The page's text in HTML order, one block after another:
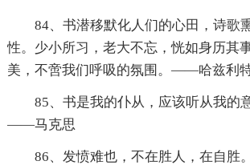
84、书潜移默化人们的心田，诗歌
性。少小所习，老大不忘，恍如身历其
美，不啻我们呼吸的氛围。——哈兹利
85、书是我的仆从，应该听从我的
——马克思
86、发愤难也，不在胜人，在自